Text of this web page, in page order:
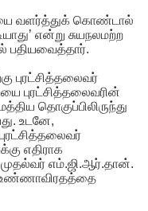
வளர்த்துக் கொண்டால்
என்று சுயநலமற்ற
பதியவைத்தார்.
புரட்சித்தலைவர்
புரட்சித்தலைவரின்
தொகுப்பிலிருந்து
உடனே,
எதிராக
எம்.ஜி.ஆர்.தான்.
உண்ணாவிரதத்தை